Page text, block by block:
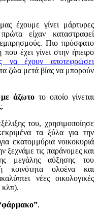
έχουμε γίνει μάρτυρες
είχαν καταστραφεί
Πιο πρόσφατο
έχει γίνει στην ήπειρο
να έχουν αποτεφρώσει
ζώα μετά βίας να μπορούν
άζωτο το οποίο γίνεται
του, χρησιμοποίησε
τα ξύλα για την
εκατομμύρια νοικοκυριά
τις παράνομες και
μεγάλης αύξησης του
κοινότητα ολοένα και
νέες οικολογικές
κλπ).
.